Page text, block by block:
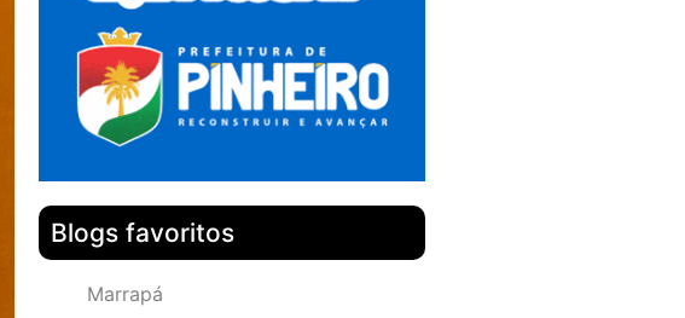
Blogs favoritos
Marrapá